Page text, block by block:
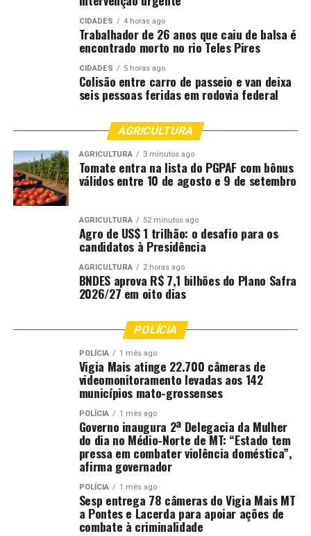
CIDADES 4 horas ago
Trabalhador de 26 anos que caiu de balsa é
encontrado morto no rio Teles Pires
CIDADES 5 horas ago
Colisão entre carro de passeio e van deixa
seis pessoas feridas em rodovia federal
AGRICULTURA
AGRICULTURA 3 minutos ago
Tomate entra na lista do PGPAF com bônus
válidos entre 10 de agosto e 9 de setembro
AGRICULTURA 52 minutos ago
Agro de US$ 1 trilhão: o desafio para os
candidatos à Presidência
AGRICULTURA 2 horas ago
BNDES aprova R$ 7,1 bilhões do Plano Safra
2026/27 em oito dias
POLÍCIA
POLÍCIA 1 mês ago
Vigia Mais atinge 22.700 câmeras de
videomonitoramento levadas aos 142
municípios mato-grossenses
POLÍCIA 1 mês ago
Governo inaugura 2ª Delegacia da Mulher
do dia no Médio-Norte de MT: “Estado tem
pressa em combater violência doméstica”,
afirma governador
POLÍCIA 1 mês ago
Sesp entrega 78 câmeras do Vigia Mais MT
a Pontes e Lacerda para apoiar ações de
combate à criminalidade